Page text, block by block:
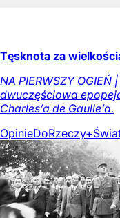
Tęsknota za
NA PIERWSZY
dwuczęściowa
Charles’a de Gaulle’a.
OpinieDoRzeczy+